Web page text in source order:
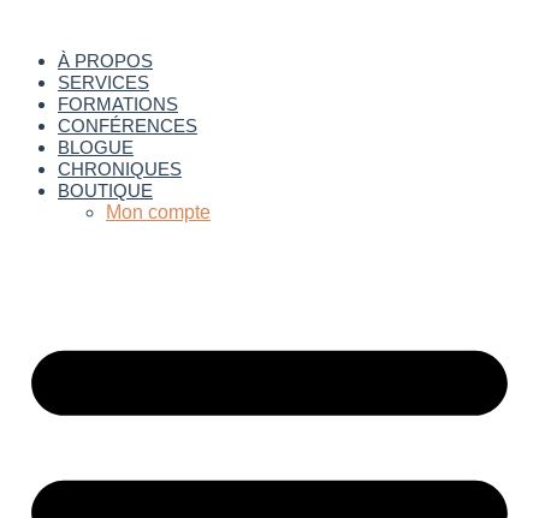
contenuÀ PROPOS
SERVICES
FORMATIONS
CONFÉRENCES
BLOGUE
CHRONIQUES
BOUTIQUE
Mon compte